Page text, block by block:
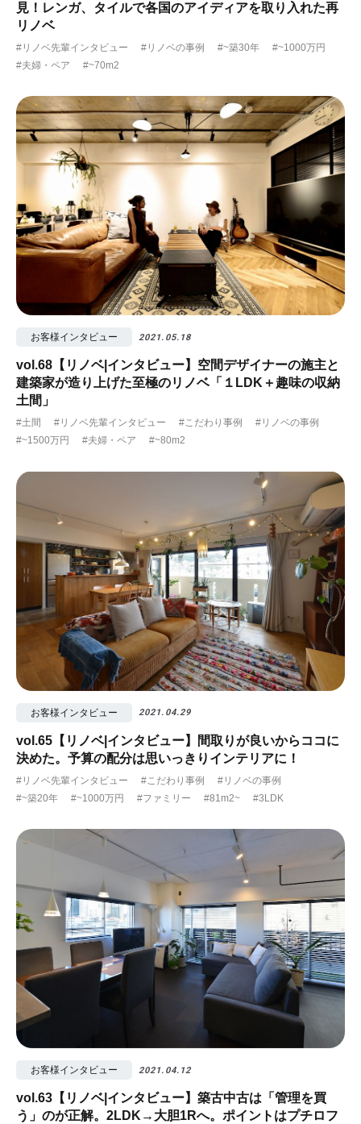
見！レンガ、タイルで各国のアイディアを取り入れた再
リノベ
#リノベ先輩インタビュー #リノベの事例 #~築30年
#~1000万円
#夫婦・ペア
#~70m2
お客様インタビュー 2021.05.18
vol.68【リノベ|インタビュー】空間デザイナーの施主と
建築家が造り上げた至極のリノベ「１LDK＋趣味の収納
土間」
#土間 #リノベ先輩インタビュー #こだわり事例
#リノベの事例
#~1500万円
#夫婦・ペア #~80m2
お客様インタビュー 2021.04.29
vol.65【リノベ|インタビュー】間取りが良いからココに
決めた。予算の配分は思いっきりインテリアに！
#リノベ先輩インタビュー #こだわり事例
#リノベの事例
#~築20年
#~1000万円 #ファミリー #81m2~ #3LDK
お客様インタビュー 2021.04.12
vol.63【リノベ|インタビュー】築古中古は「管理を買
う」のが正解。2LDK→大胆1Rへ。ポイントはプチロフ